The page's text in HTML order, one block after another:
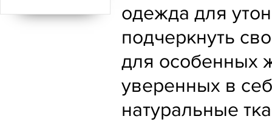
одежда для
подчеркнуть
для особенных
уверенных в
натуральные